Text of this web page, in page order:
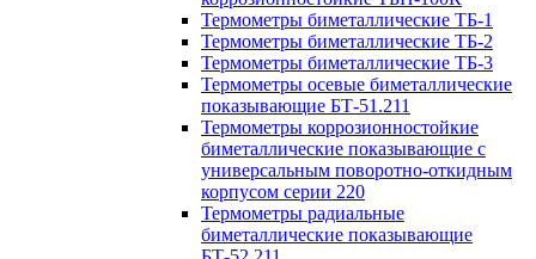
Термометры биметаллические ТБ-1
Термометры биметаллические ТБ-2
Термометры биметаллические ТБ-3
Термометры осевые биметаллические
показывающие БТ-51.211
Термометры коррозионностойкие
биметаллические показывающие с
универсальным поворотно-откидным
корпусом серии 220
Термометры радиальные
биметаллические показывающие